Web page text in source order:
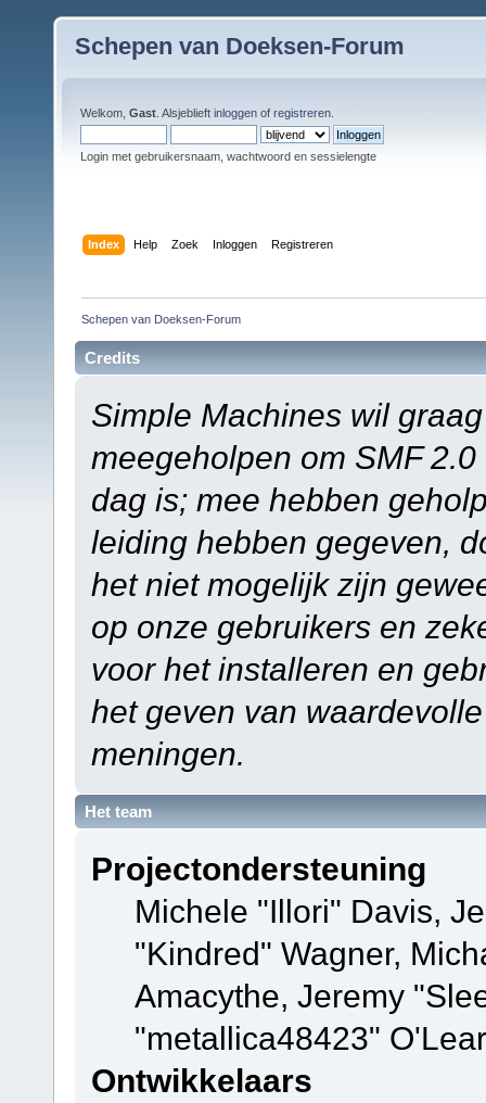
Schepen van Doeksen-Forum
Welkom, Gast . Alsjeblieft inloggen of registreren
Login met gebruikersnaam, wachtwoord en sessielengte
Index Help Zoek Inloggen Registreren
Schepen van Doeksen-Forum
Credits
Simple Machines wil
meegeholpen om SMF
dag is; mee hebben
leiding hebben gegeven,
het niet mogelijk zijn
op onze gebruikers en
voor het installeren en
het geven van
meningen.
Het team
Projectondersteuning
Michele "Illori" Davis,
"Kindred" Wagner,
Amacythe, Jeremy
"metallica48423"
Ontwikkelaars